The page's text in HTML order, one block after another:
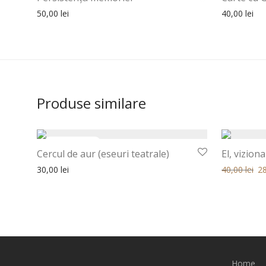
50,00 lei 40,00 lei
Produse similare
Cercul de aur (eseuri teatrale)
30,00 lei
El,
Prețul
40,00lei
Home